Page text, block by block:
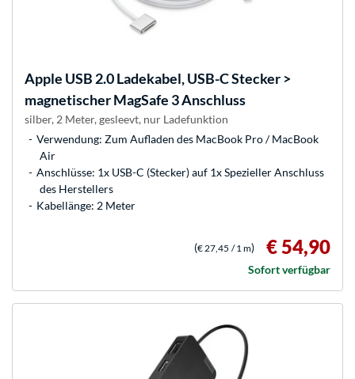
Apple USB 2.0 Ladekabel, USB-C Stecker >
magnetischer MagSafe 3 Anschluss
silber, 2 Meter, gesleevt, nur Ladefunktion
Verwendung: Zum Aufladen des MacBook Pro / MacBook
Air
Anschlüsse: 1x USB-C (Stecker) auf 1x Spezieller Anschluss
des Herstellers
Kabellänge: 2 Meter
(€ 27,45 / 1 m) € 54,90
Sofort verfügbar